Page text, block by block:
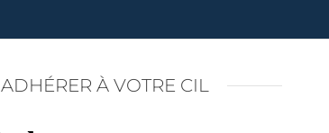
ADHÉRER À VOTRE CIL